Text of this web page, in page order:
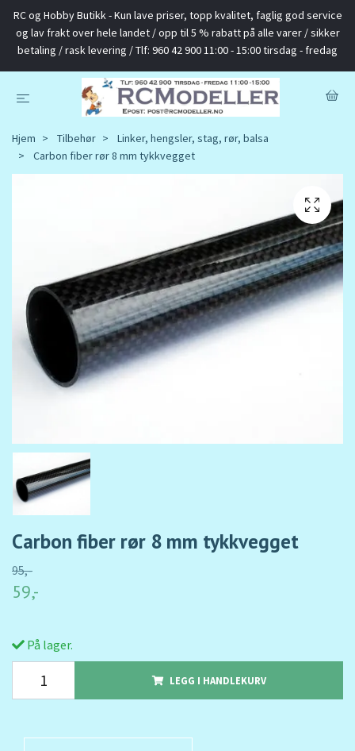
RC og Hobby Butikk - Kun lave priser, topp kvalitet, faglig god service
og lav frakt over hele landet / opp til 5 % rabatt på alle varer / sikker
betaling / rask levering / Tlf: 960 42 900 11:00 - 15:00 tirsdag - fredag
Hjem Tilbehør
Linker, hengsler, stag, rør, balsa
Carbon fiber rør 8 mm tykkvegget
Carbon fiber rør 8 mm tykkvegget
95,-
59,-
På lager.
LEGG I HANDLEKURV